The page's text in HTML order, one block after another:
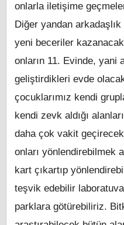
onlarla iletişime
Diğer yandan
yeni beceriler
onların 11. Evinde, yani
geliştirdikleri evde
çocuklarımız kendi
kendi zevk aldığı
daha çok vakit
onları yönlendirebilmek
kart çıkartıp
teşvik edebilir
parklara götürebiliriz.